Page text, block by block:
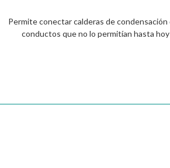
Permite conectar calderas de condensación
conductos que no lo permitían hasta hoy